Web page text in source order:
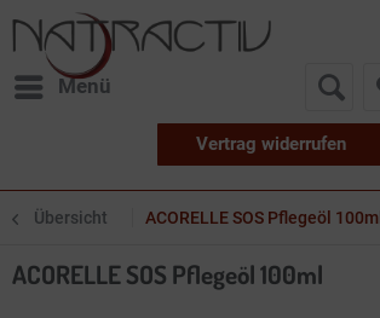
Menü
Vertrag widerrufen
Übersicht ACORELLE SOS Pflegeöl 100ml
ACORELLE SOS Pflegeöl 100ml